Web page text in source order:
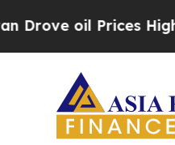
oil Prices Higher,